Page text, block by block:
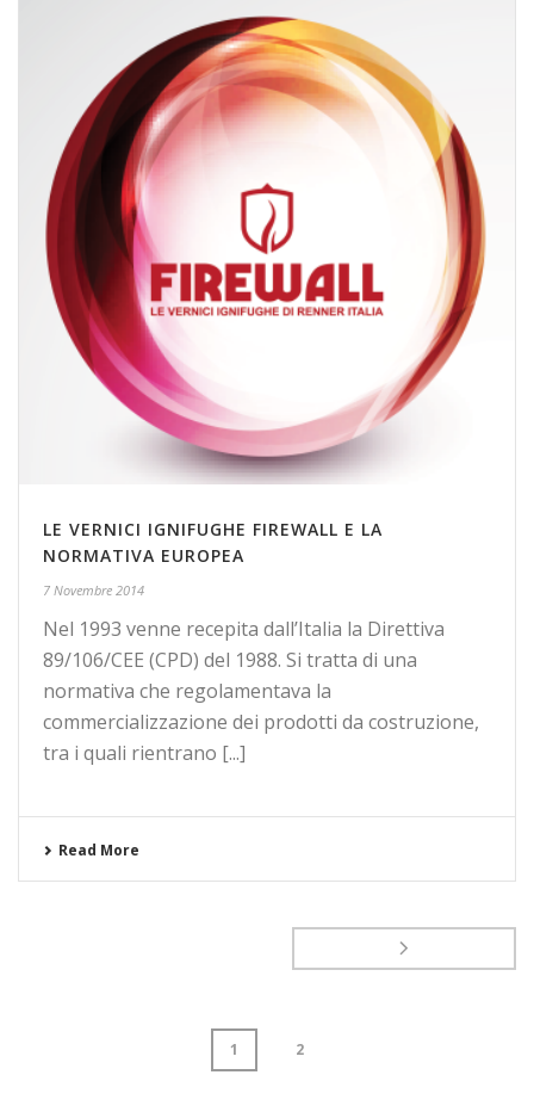
LE VERNICI IGNIFUGHE FIREWALL E LA
NORMATIVA EUROPEA
7 Novembre 2014
Nel 1993 venne recepita dall’Italia la Direttiva
89/106/CEE (CPD) del 1988. Si tratta di una
normativa che regolamentava la
commercializzazione dei prodotti da costruzione,
tra i quali rientrano [...]
Read More
1 2